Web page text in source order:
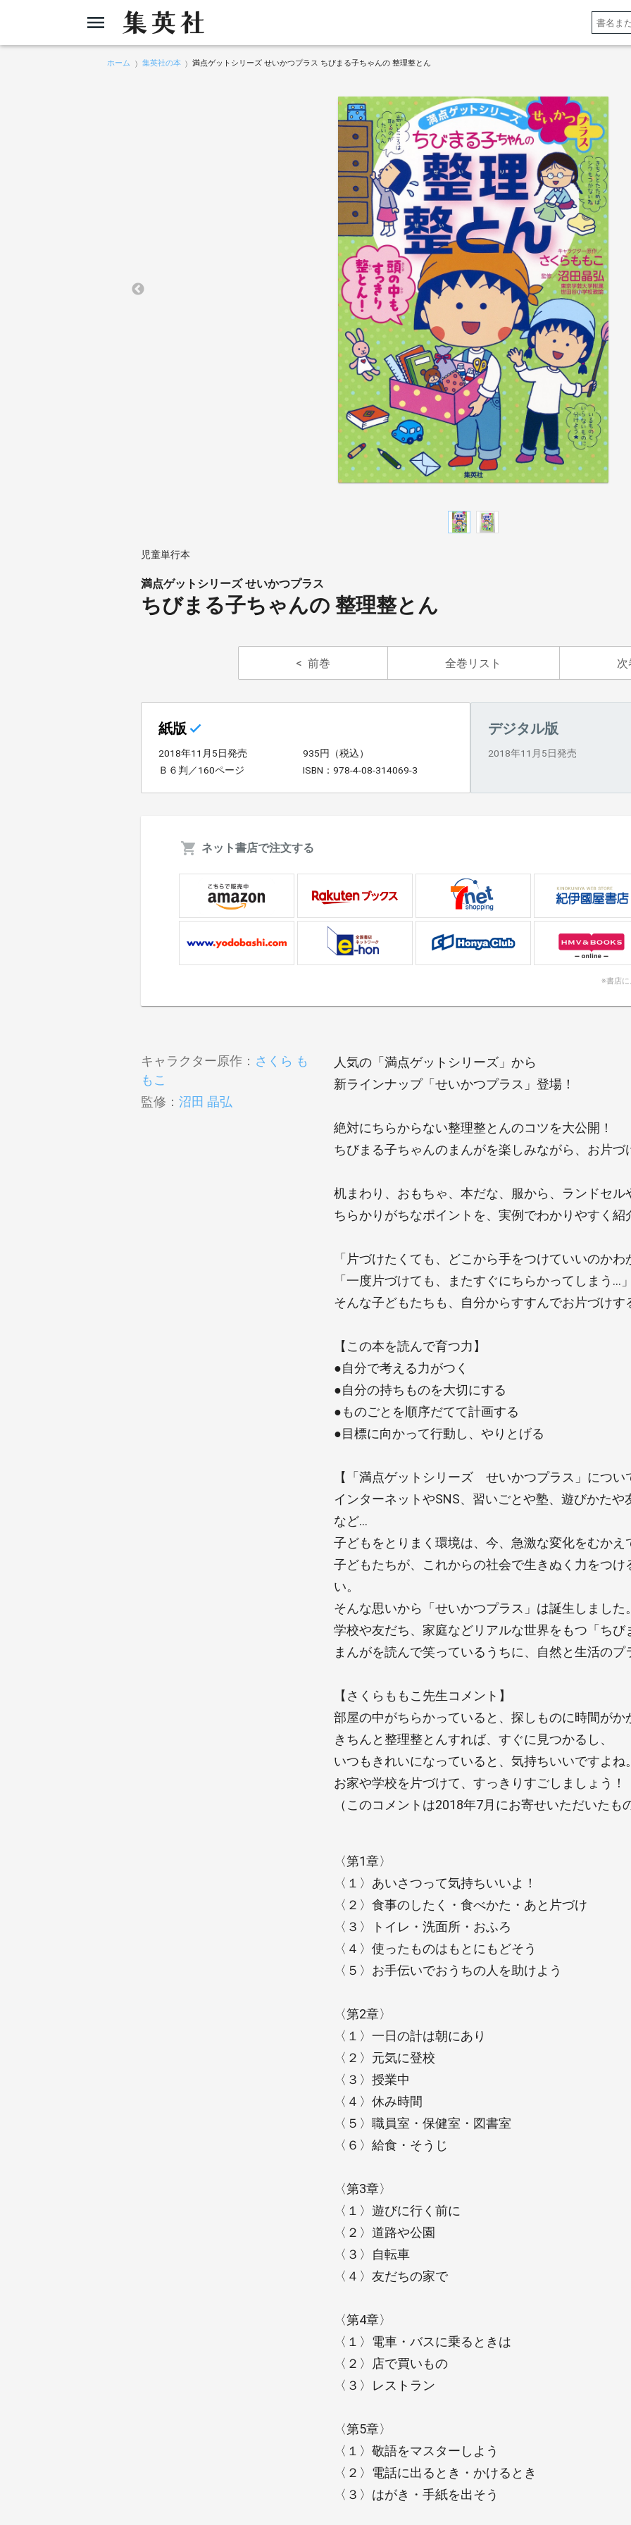
ホーム 集英社の本 満点ゲットシリーズ せいかつプラス ちびまる子ちゃんの 整理整とん
児童単行本
満点ゲットシリーズ せいかつプラス
ちびまる子ちゃんの 整理整とん
前巻 全巻リスト 次
紙版
2018年11月5日発売
935円（税込）
Ｂ６判／160ページ
ISBN：978-4-08-314069-3
デジタル版
2018年11月5日発売
ネット書店で注文する
※書店に
キャラクター原作： さくら も
もこ
監修： 沼田 晶弘
人気の「満点ゲットシリーズ」から
新ラインナップ「せいかつプラス」登場！
絶対にちらからない整理整とんのコツを大公開！
ちびまる子ちゃんのまんがを楽しみながら、お片
机まわり、おもちゃ、本だな、服から、ランドセル
ちらかりがちなポイントを、実例でわかりやすく紹
「片づけたくても、どこから手をつけていいのか
「一度片づけても、またすぐにちらかってしまう…
そんな子どもたちも、自分からすすんでお片づけす
【この本を読んで育つ力】
●自分で考える力がつく
●自分の持ちものを大切にする
●ものごとを順序だてて計画する
●目標に向かって行動し、やりとげる
【「満点ゲットシリーズ せいかつプラス」につい
インターネットやSNS、習いごとや塾、遊びかた
など…
子どもをとりまく環境は、今、急激な変化をむかえ
子どもたちが、これからの社会で生きぬく力をつ
い。
そんな思いから「せいかつプラス」は誕生しました
学校や友だち、家庭などリアルな世界をもつ「ち
まんがを読んで笑っているうちに、自然と生活の
【さくらももこ先生コメント】
部屋の中がちらかっていると、探しものに時間がか
きちんと整理整とんすれば、すぐに見つかるし、
いつもきれいになっていると、気持ちいいですよね
お家や学校を片づけて、すっきりすごしましょう！
（このコメントは2018年7月にお寄せいただいたも
〈第1章〉
〈１〉あいさつって気持ちいいよ！
〈２〉食事のしたく・食べかた・あと片づけ
〈３〉トイレ・洗面所・おふろ
〈４〉使ったものはもとにもどそう
〈５〉お手伝いでおうちの人を助けよう
〈第2章〉
〈１〉一日の計は朝にあり
〈２〉元気に登校
〈３〉授業中
〈４〉休み時間
〈５〉職員室・保健室・図書室
〈６〉給食・そうじ
〈第3章〉
〈１〉遊びに行く前に
〈２〉道路や公園
〈３〉自転車
〈４〉友だちの家で
〈第4章〉
〈１〉電車・バスに乗るときは
〈２〉店で買いもの
〈３〉レストラン
〈第5章〉
〈１〉敬語をマスターしよう
〈２〉電話に出るとき・かけるとき
〈３〉はがき・手紙を出そう